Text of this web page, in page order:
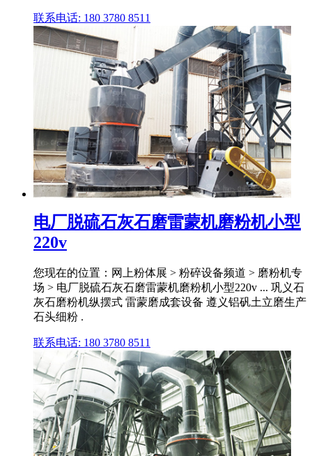
联系电话: 180 3780 8511
电厂脱硫石灰石磨雷蒙机磨粉机小型
220v
您现在的位置：网上粉体展 > 粉碎设备频道 > 磨粉机专
场 > 电厂脱硫石灰石磨雷蒙机磨粉机小型220v ... 巩义石
灰石磨粉机纵摆式 雷蒙磨成套设备 遵义铝矾土立磨生产
石头细粉 .
联系电话: 180 3780 8511